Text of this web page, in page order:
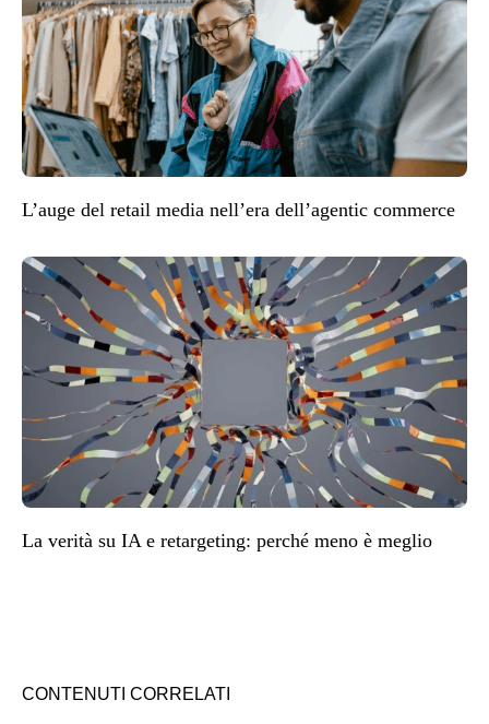
L’auge del retail media nell’era dell’agentic commerce
La verità su IA e retargeting: perché meno è meglio
CONTENUTI CORRELATI